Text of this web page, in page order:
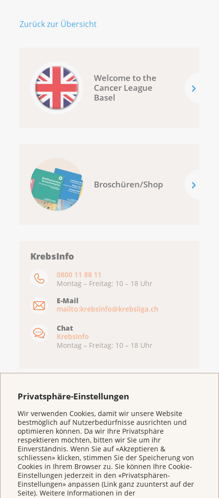
Privatsphäre-Einstellungen
Wir verwenden Cookies, damit wir unsere Website
bestmöglich auf Nutzerbedürfnisse ausrichten und
optimieren können. Da wir Ihre Privatsphäre
respektieren möchten, bitten wir Sie um ihr
Einverständnis. Wenn Sie auf «Akzeptieren &
schliessen» klicken, stimmen Sie der Speicherung von
Cookies in Ihrem Browser zu. Sie können Ihre Cookie-
Einstellungen jederzeit in den «Privatsphären-
Einstellungen» anpassen (Link ganz zuunterst auf der
Seite). Weitere Informationen in der
Zurück zur Übersicht
Welcome to the
Cancer League
Basel
Broschüren/Shop
KrebsInfo
0800 11 88 11
Montag – Freitag: 10 – 18 Uhr
E-Mail
mailto:krebsinfo@krebsliga.ch
Chat
KrebsInfo
Montag – Freitag: 10 – 18 Uhr
Weitere Themen
Beratung